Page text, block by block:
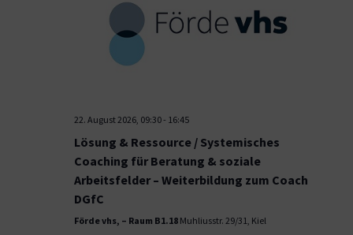
22. August 2026, 09:30- 16:45
Lösung & Ressource / Systemisches
Coaching für Beratung & soziale
Arbeitsfelder – Weiterbildung zum Coach
DGfC
Förde vhs, – Raum B1.18 Muhliusstr. 29/31, Kiel